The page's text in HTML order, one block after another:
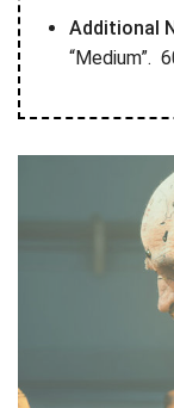
Additional
“Medium”.